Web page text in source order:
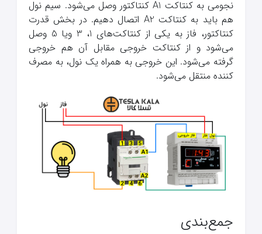
نجومی به کنتاکت A1 کنتاکتور وصل می‌شود. سیم نول
هم باید به کنتاکت A2 اتصال دهیم. در بخش قدرت
کنتاکتور، فاز به یکی از کنتاکت‌های 1، 3 ویا 5 وصل
می‌شود و از کنتاکت خروجی مقابل آن هم خروجی
گرفته می‌شود. این خروجی به همراه یک نول، به مصرف
کننده منتقل می‌شود.
جمع‌بندی